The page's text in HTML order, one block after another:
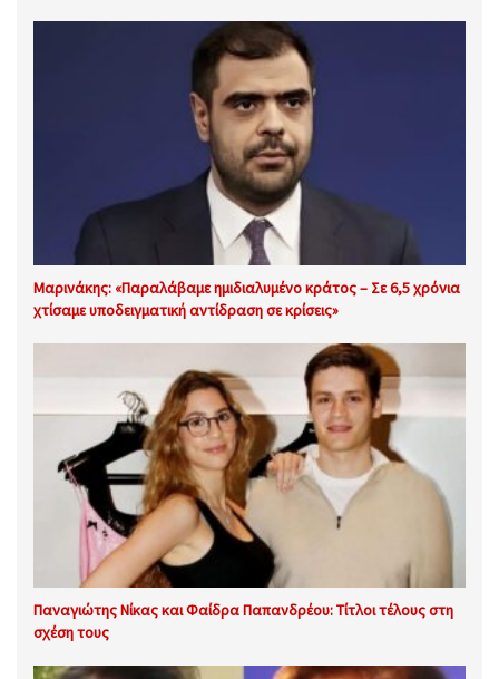
Μαρινάκης: «Παραλάβαμε ημιδιαλυμένο κράτος – Σε 6,5 χρόνια
χτίσαμε υποδειγματική αντίδραση σε κρίσεις»
Παναγιώτης Νίκας και Φαίδρα Παπανδρέου: Τίτλοι τέλους στη
σχέση τους